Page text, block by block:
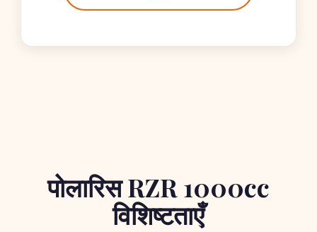
पोलारिस RZR 1000cc
विशिष्टताएँ